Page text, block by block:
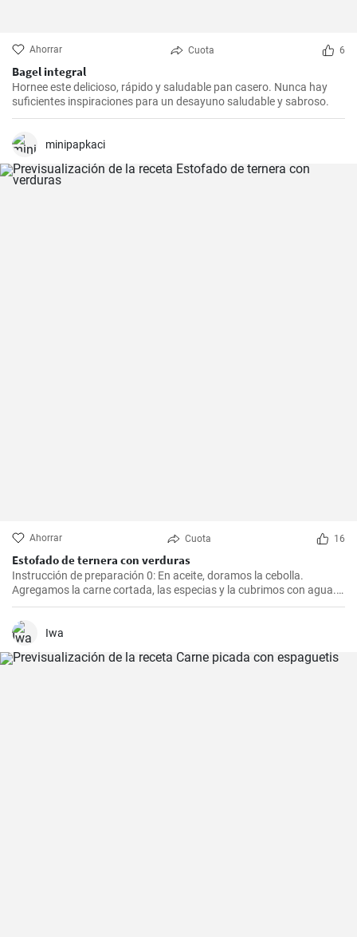
Ahorrar Cuota 6
Bagel integral
Hornee este delicioso, rápido y saludable pan casero. Nunca hay
suficientes inspiraciones para un desayuno saludable y sabroso.
minipapkaci
Ahorrar Cuota 16
Estofado de ternera con verduras
Instrucción de preparación 0: En aceite, doramos la cebolla.
Agregamos la carne cortada, las especias y la cubrimos con agua.
Cocinamos hasta que esté tierna. Luego, agregamos las verduras,
el puré y cocinamos hasta que todo esté suave. Finalmente
agregamos la crema y dejamos que hierva.
Iwa